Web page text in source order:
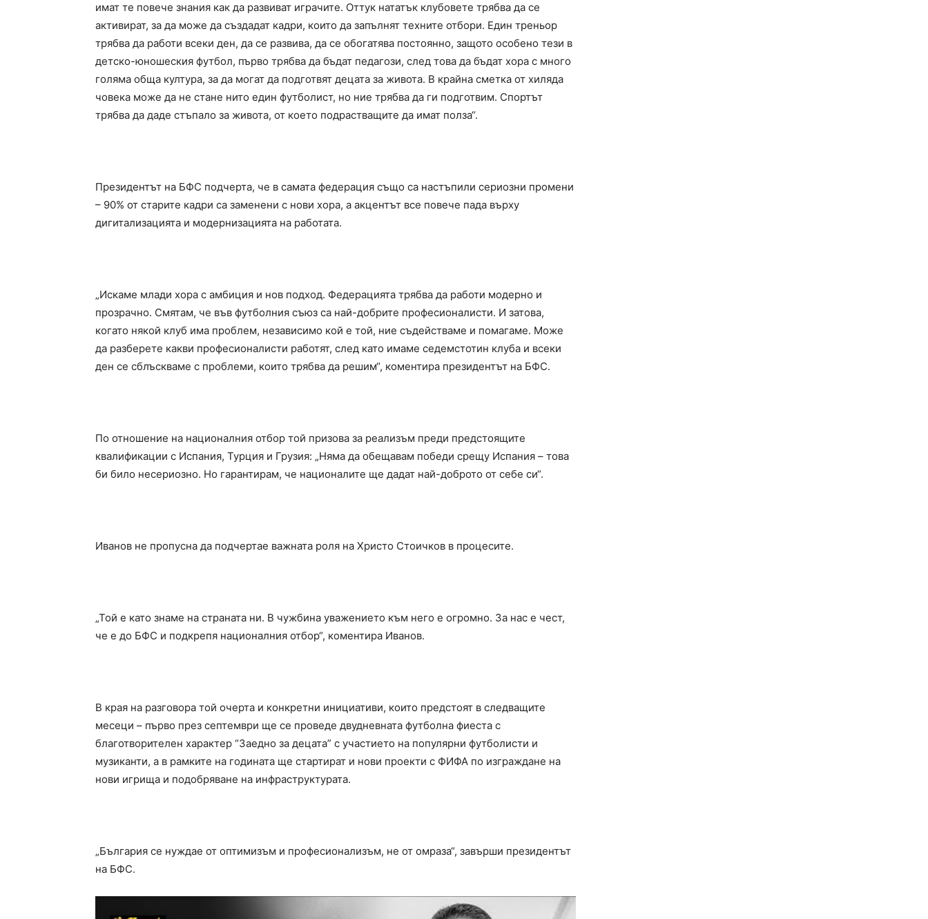
имат те повече знания как да развиват играчите. Оттук нататък клубовете трябва да се
активират, за да може да създадат кадри, които да запълнят техните отбори. Един треньор
трябва да работи всеки ден, да се развива, да се обогатява постоянно, защото особено тези в
детско-юношеския футбол, първо трябва да бъдат педагози, след това да бъдат хора с много
голяма обща култура, за да могат да подготвят децата за живота. В крайна сметка от хиляда
човека може да не стане нито един футболист, но ние трябва да ги подготвим. Спортът
трябва да даде стъпало за живота, от което подрастващите да имат полза“.
Президентът на БФС подчерта, че в самата федерация също са настъпили сериозни промени
– 90% от старите кадри са заменени с нови хора, а акцентът все повече пада върху
дигитализацията и модернизацията на работата.
„Искаме млади хора с амбиция и нов подход. Федерацията трябва да работи модерно и
прозрачно. Смятам, че във футболния съюз са най-добрите професионалисти. И затова,
когато някой клуб има проблем, независимо кой е той, ние съдействаме и помагаме. Може
да разберете какви професионалисти работят, след като имаме седемстотин клуба и всеки
ден се сблъскваме с проблеми, които трябва да решим“, коментира президентът на БФС.
По отношение на националния отбор той призова за реализъм преди предстоящите
квалификации с Испания, Турция и Грузия: „Няма да обещавам победи срещу Испания – това
би било несериозно. Но гарантирам, че националите ще дадат най-доброто от себе си“.
Иванов не пропусна да подчертае важната роля на Христо Стоичков в процесите.
„Той е като знаме на страната ни. В чужбина уважението към него е огромно. За нас е чест,
че е до БФС и подкрепя националния отбор“, коментира Иванов.
В края на разговора той очерта и конкретни инициативи, които предстоят в следващите
месеци – първо през септември ще се проведе двудневната футболна фиеста с
благотворителен характер “Заедно за децата” с участието на популярни футболисти и
музиканти, а в рамките на годината ще стартират и нови проекти с ФИФА по изграждане на
нови игрища и подобряване на инфраструктурата.
„България се нуждае от оптимизъм и професионализъм, не от омраза“, завърши президентът
на БФС.